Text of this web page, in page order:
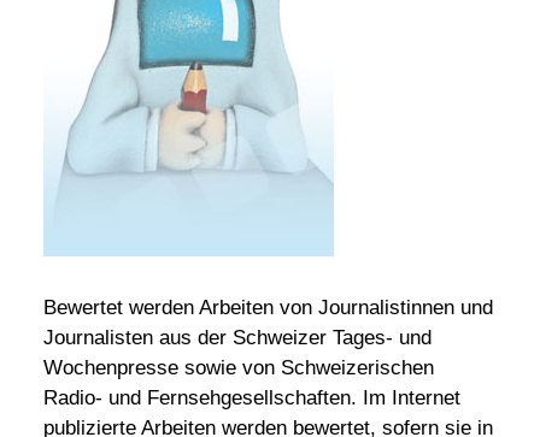
Bewertet werden Arbeiten von Journalistinnen und
Journalisten aus der Schweizer Tages- und
Wochenpresse sowie von Schweizerischen
Radio- und Fernsehgesellschaften. Im Internet
publizierte Arbeiten werden bewertet, sofern sie in